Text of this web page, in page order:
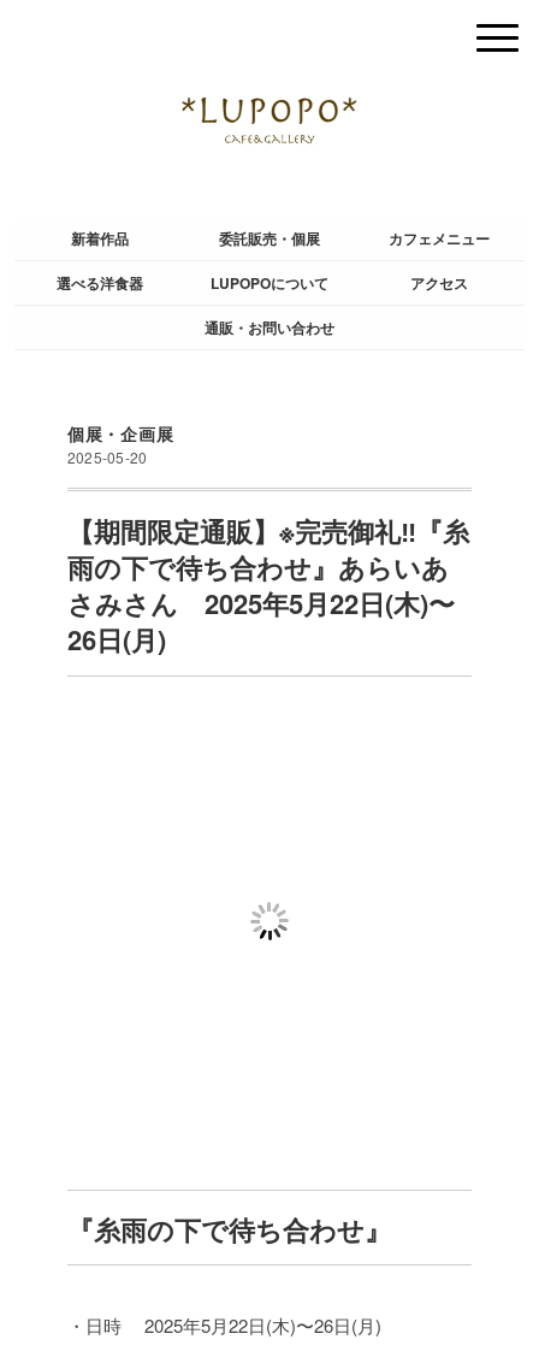
新着作品 委託販売・個展 カフェメニュー
選べる洋食器 LUPOPOについて アクセス
通販・お問い合わせ
個展・企画展
2025-05-20
【期間限定通販】※完売御礼‼︎『糸
雨の下で待ち合わせ』あらいあ
さみさん 2025年5月22日(木)〜
26日(月)
『糸雨の下で待ち合わせ』
・日時 2025年5月22日(木)〜26日(月)